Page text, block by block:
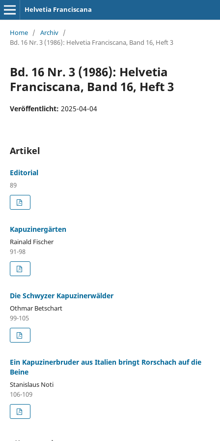
Helvetia Franciscana
Home / Archiv /
Bd. 16 Nr. 3 (1986): Helvetia Franciscana, Band 16, Heft 3
Bd. 16 Nr. 3 (1986): Helvetia
Franciscana, Band 16, Heft 3
Veröffentlicht: 2025-04-04
Artikel
Editorial
89
Kapuzinergärten
Rainald Fischer
91-98
Die Schwyzer Kapuzinerwälder
Othmar Betschart
99-105
Ein Kapuzinerbruder aus Italien bringt Rorschach auf die
Beine
Stanislaus Noti
106-109